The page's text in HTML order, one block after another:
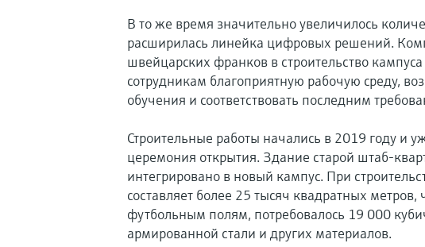
В то же время значительно увеличилось
расширилась линейка цифровых решений.
швейцарских франков в строительство
сотрудникам благоприятную рабочую среду,
обучения и соответствовать последним
Строительные работы начались в 2019 году и
церемония открытия. Здание старой штаб-
интегрировано в новый кампус. При
составляет более 25 тысяч квадратных
футбольным полям, потребовалось 19 000
армированной стали и других материалов.